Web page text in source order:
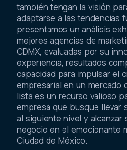
también tengan la visión
adaptarse a las tendencias
presentamos un análisis
mejores agencias de
CDMX, evaluadas por su
experiencia, resultados
capacidad para impulsar el
empresarial en un mercado
lista es un recurso valioso
empresa que busque llevar
al siguiente nivel y alcanzar
negocio en el emocionante
Ciudad de México.